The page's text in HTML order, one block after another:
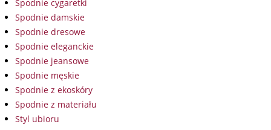
Spodnie cygaretki
Spodnie damskie
Spodnie dresowe
Spodnie eleganckie
Spodnie jeansowe
Spodnie męskie
Spodnie z ekoskóry
Spodnie z materiału
Styl ubioru